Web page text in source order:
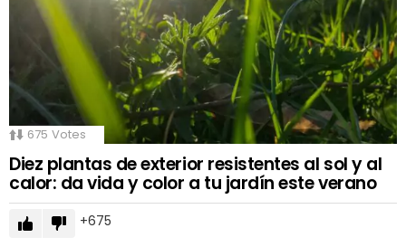
675 Votes
Diez plantas de exterior resistentes al sol y al
calor: da vida y color a tu jardín este verano
675